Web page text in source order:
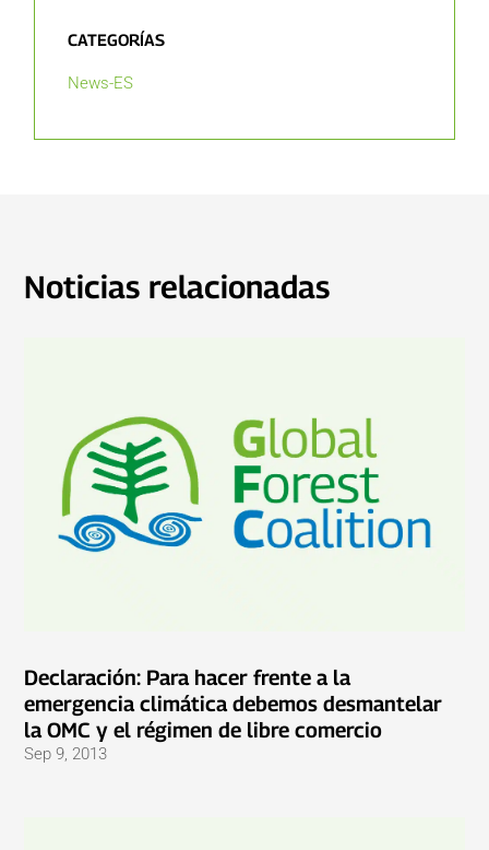
CATEGORÍAS
News-ES
Noticias relacionadas
Declaración: Para hacer frente a la
emergencia climática debemos desmantelar
la OMC y el régimen de libre comercio
Sep 9, 2013